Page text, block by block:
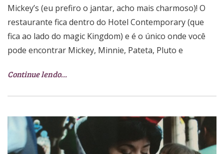
Mickey’s (eu prefiro o jantar, acho mais charmoso)! O
restaurante fica dentro do Hotel Contemporary (que
fica ao lado do magic Kingdom) e é o único onde você
pode encontrar Mickey, Minnie, Pateta, Pluto e
Continue lendo…